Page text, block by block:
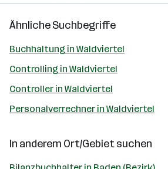
Ähnliche Suchbegriffe
Buchhaltung in Waldviertel
Controlling in Waldviertel
Controller in Waldviertel
Personalverrechner in Waldviertel
In anderem Ort/Gebiet suchen